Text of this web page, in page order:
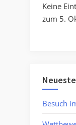
Keine
zum 5.
Besuch